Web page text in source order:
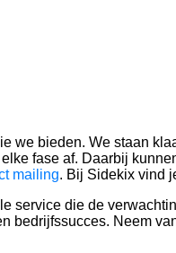
bieden. We staan
fase af. Daarbij
mailing. Bij Sidekix vind
service die de
Neem